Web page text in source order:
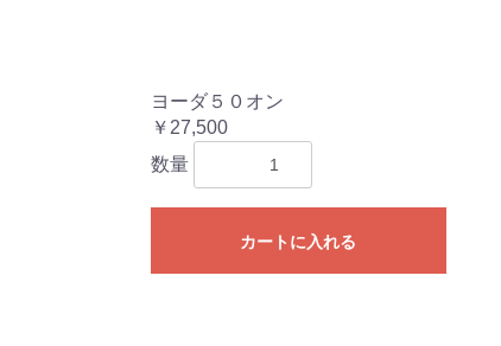
ヨーダ５０オン
￥27,500
数量
カートに入れる